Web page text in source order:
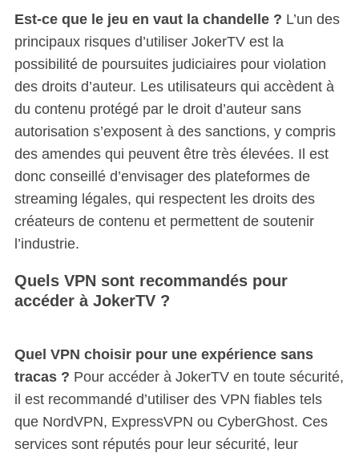
Est-ce que le jeu en vaut la chandelle ? L’un des
principaux risques d’utiliser JokerTV est la
possibilité de poursuites judiciaires pour violation
des droits d’auteur. Les utilisateurs qui accèdent à
du contenu protégé par le droit d’auteur sans
autorisation s’exposent à des sanctions, y compris
des amendes qui peuvent être très élevées. Il est
donc conseillé d’envisager des plateformes de
streaming légales, qui respectent les droits des
créateurs de contenu et permettent de soutenir
l’industrie.
Quels VPN sont recommandés pour
accéder à JokerTV ?
Quel VPN choisir pour une expérience sans
tracas ? Pour accéder à JokerTV en toute sécurité,
il est recommandé d’utiliser des VPN fiables tels
que NordVPN, ExpressVPN ou CyberGhost. Ces
services sont réputés pour leur sécurité, leur